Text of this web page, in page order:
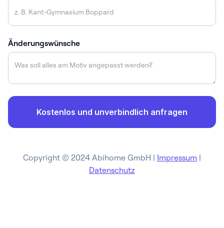
Änderungswünsche
Copyright © 2024 Abihome GmbH | Impressum |
Datenschutz